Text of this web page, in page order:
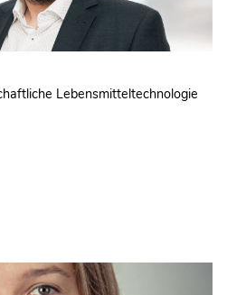
Lebensmitteltechnologie